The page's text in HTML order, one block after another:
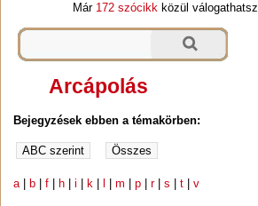
Már 172 szócikk közül válogathatsz.
Arcápolás
Bejegyzések ebben a témakörben:
a| b |f h |i k |m |p |r|s |t |v